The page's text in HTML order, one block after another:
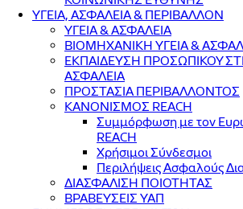
ΥΓΕΙΑ, ΑΣΦΑΛΕΙΑ & ΠΕΡΙΒΑΛΛΟΝ
ΥΓΕΙΑ & ΑΣΦΑΛΕΙΑ
ΒΙΟΜΗΧΑΝΙΚΗ ΥΓΕΙΑ &
ΕΚΠΑΙΔΕΥΣΗ ΠΡΟΣΩΠΙΚΟΥ
ΑΣΦΑΛΕΙΑ
ΠΡΟΣΤΑΣΙΑ ΠΕΡΙΒΑΛΛΟΝΤΟΣ
ΚΑΝΟΝΙΣΜΟΣ REACH
Συμμόρφωση με τον
REACH
Χρήσιμοι Σύνδεσμοι
Περιλήψεις Ασφαλούς
ΔΙΑΣΦΑΛΙΣΗ ΠΟΙΟΤΗΤΑΣ
ΒΡΑΒΕΥΣΕΙΣ ΥΑΠ